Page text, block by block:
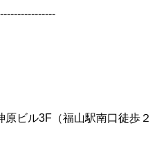
原ビル3F（福山駅南口徒歩２